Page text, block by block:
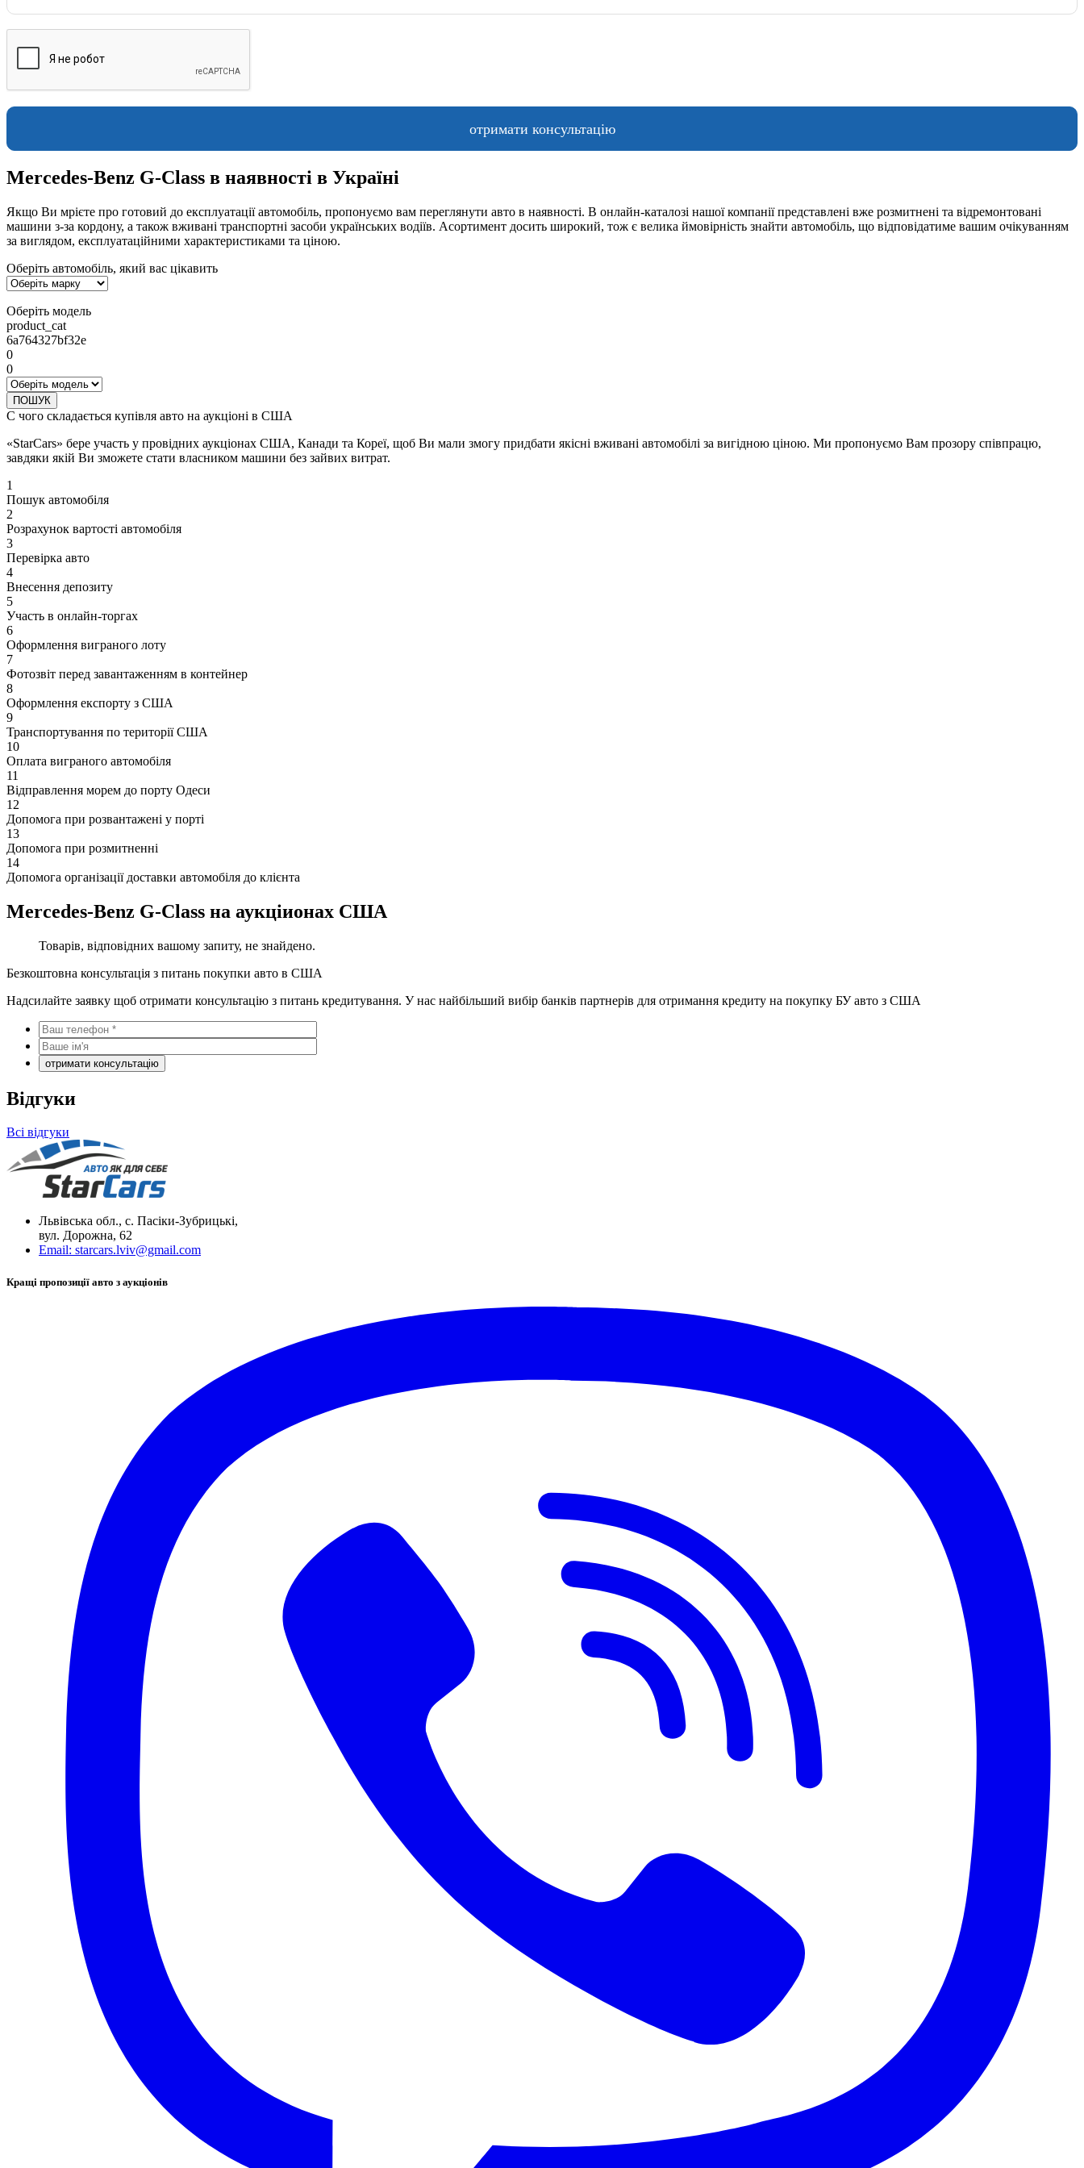
Mercedes-Benz G-Class в наявності в Україні
Якщо Ви мрієте про готовий до експлуатації автомобіль, пропонуємо вам переглянути авто в наявності. В онлайн-каталозі нашої компанії представлені вже розмитнені та відремонтовані
машини з-за кордону, а також вживані транспортні засоби українських водіїв. Асортимент досить широкий, тож є велика ймовірність знайти автомобіль, що відповідатиме вашим очікуванням
за виглядом, експлуатаційними характеристиками та ціною.
Оберіть автомобіль, який вас цікавить
Оберіть модель
product_cat
6a764327bf32e
0
0
ПОШУК
С чого складається купівля авто на аукціоні в США
«StarCars» бере участь у провідних аукціонах США, Канади та Кореї, щоб Ви мали змогу придбати якісні вживані автомобілі за вигідною ціною. Ми пропонуємо Вам прозору співпрацю,
завдяки якій Ви зможете стати власником машини без зайвих витрат.
1
Пошук автомобіля
2
Розрахунок вартості автомобіля
3
Перевірка авто
4
Внесення депозиту
5
Участь в онлайн-торгах
6
Оформлення виграного лоту
7
Фотозвіт перед завантаженням в контейнер
8
Оформлення експорту з США
9
Транспортування по території США
10
Оплата виграного автомобіля
11
Відправлення морем до порту Одеси
12
Допомога при розвантажені у порті
13
Допомога при розмитненні
14
Допомога організації доставки автомобіля до клієнта
Mercedes-Benz G-Class на аукціионах США
Товарів, відповідних вашому запиту, не знайдено.
Безкоштовна консультація з питань покупки авто в США
Надсилайте заявку щоб отримати консультацію з питань кредитування. У нас найбільший вибір банків партнерів для отримання кредиту на покупку БУ авто з США
Відгуки
Всі відгуки
Львівська обл., с. Пасіки-Зубрицькі,
вул. Дорожна, 62
Email: starcars.lviv@gmail.com
Кращі пропозиції авто з аукціонів